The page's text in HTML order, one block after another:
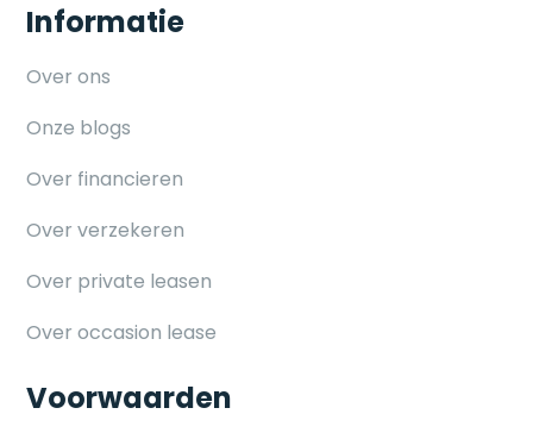
Informatie
Over ons
Onze blogs
Over financieren
Over verzekeren
Over private leasen
Over occasion lease
Voorwaarden